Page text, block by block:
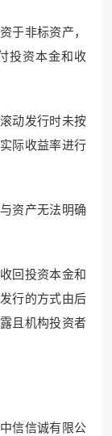
于非标资产，
投资本金和收
动发行时未按
际收益率进行
资产无法明确
回投资本金和
行的方式由后
且机构投资者
信信诚有限公